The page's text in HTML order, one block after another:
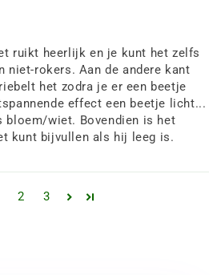
ruikt heerlijk en je kunt het zelfs
niet-rokers. Aan de andere kant
het zodra je er een beetje
effect een beetje licht...
bloem/wiet. Bovendien is het
kunt bijvullen als hij leeg is.
2 3